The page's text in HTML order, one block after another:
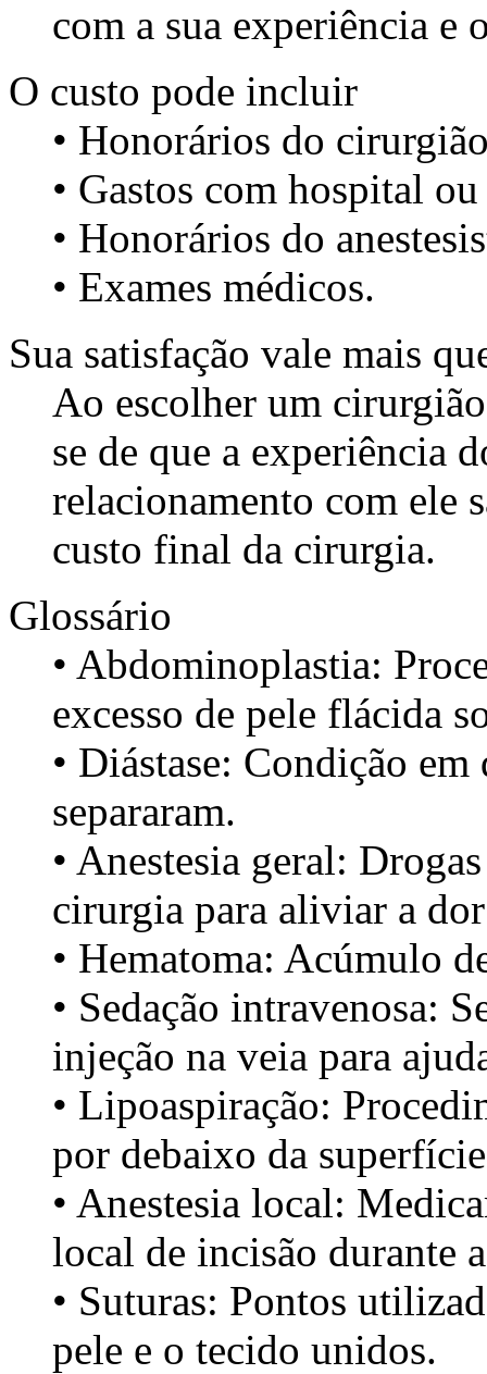
com a sua experiência e
O custo pode incluir
• Honorários do
• Gastos com hospital
• Honorários do
• Exames médicos.
Sua satisfação vale mais
Ao escolher um
se de que a experiência
relacionamento com ele
custo final da cirurgia.
Glossário
• Abdominoplastia:
excesso de pele flácida
• Diástase: Condição
separaram.
• Anestesia geral:
cirurgia para aliviar a
• Hematoma: Acúmulo
• Sedação intravenosa:
injeção na veia para
• Lipoaspiração:
por debaixo da
• Anestesia local:
local de incisão durante
• Suturas: Pontos
pele e o tecido unidos.